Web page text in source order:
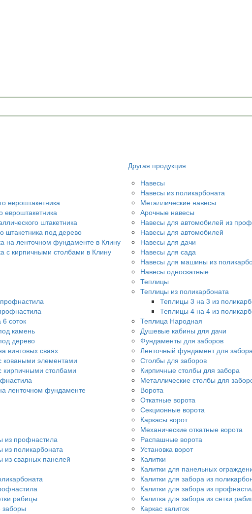
евроштакетника
евроштакетника
штакетника
штакетника под дерево
на ленточном фундаменте в Клину
с кирпичными столбами в Клину
соток
камень
дерево
винтовых сваях
коваными элементами
столбами
ленточном фундаменте
из профнастила
поликарбоната
из сварных панелей
рабицы
Другая продукция
Навесы
Навесы из поликарбоната
Металлические навесы
Арочные навесы
Навесы для автомобилей из
Навесы для автомобилей
Навесы для дачи
Навесы для сада
Навесы для машины из
Навесы односкатные
Теплицы
Теплицы из поликарбоната
Теплицы 3 на 3 из
Теплицы 4 на 4 из
Теплица Народная
Душевые кабины для дачи
Фундаменты для заборов
Ленточный фундамент для
Столбы для заборов
Кирпичные столбы для забора
Металлические столбы для
Ворота
Откатные ворота
Секционные ворота
Каркасы ворот
Механические откатные ворота
Распашные ворота
Установка ворот
Калитки
Калитки для панельных
Калитки для забора из
Калитки для забора из
Калитка для забора из сетки
Каркас калиток